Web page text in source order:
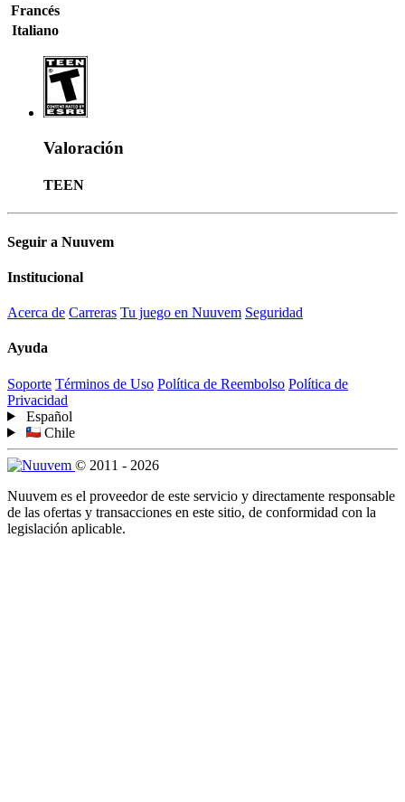
Francés
Italiano
Valoración
TEEN
Seguir a Nuuvem
Institucional
Acerca de Carreras Tu juego en Nuuvem Seguridad
Ayuda
Soporte Términos de Uso Política de Reembolso Política de
Privacidad
Español
Chile
© 2011 - 2026
Nuuvem es el proveedor de este servicio y directamente responsable
de las ofertas y transacciones en este sitio, de conformidad con la
legislación aplicable.